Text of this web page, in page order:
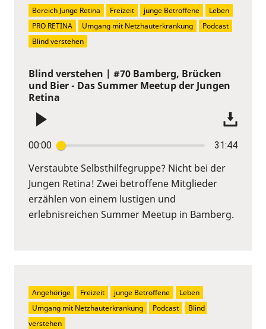
Blind verstehen | #70 Bamberg, Brücken
und Bier - Das Summer Meetup der Jungen
Retina
00:00 31:44
Verstaubte Selbsthilfegruppe? Nicht bei der
Jungen Retina! Zwei betroffene Mitglieder
erzählen von einem lustigen und
erlebnisreichen Summer Meetup in Bamberg.
Bereich Junge Retina Freizeit junge Betroffene
Leben
PRO RETINA
Umgang mit Netzhauterkrankung
Podcast
Blind verstehen
Angehörige Freizeit junge Betroffene
Leben
Umgang mit Netzhauterkrankung
Podcast
Blind
verstehen